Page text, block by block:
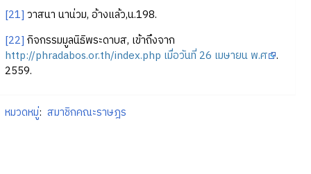
[21] วาสนา นาน่วม, อ้างแล้ว,น.198.
[22] กิจกรรมมูลนิธิพระดาบส, เข้าถึงจาก
http://phradabos.or.th/index.php เมื่อวันที่ 26 เมษายน พ.ศ .
2559.
หมวดหมู่: สมาชิกคณะราษฎร